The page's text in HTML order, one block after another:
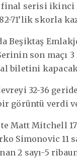
final serisi ikinci
71’lik skorla
Beşiktaş
son maçı
biletini
32-36
görüntü verdi
Matt Mitchell
Simonovic 11
2 sayı-5